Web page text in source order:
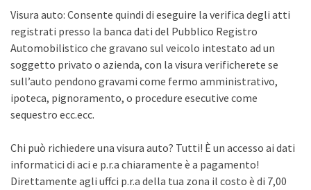
Visura auto: Consente quindi di eseguire la verifica degli atti
registrati presso la banca dati del Pubblico Registro
Automobilistico che gravano sul veicolo intestato ad un
soggetto privato o azienda, con la visura verificherete se
sull’auto pendono gravami come fermo amministrativo,
ipoteca, pignoramento, o procedure esecutive come
sequestro ecc.ecc.
Chi può richiedere una visura auto? Tutti! È un accesso ai dati
informatici di aci e p.r.a chiaramente è a pagamento!
Direttamente agli uffci p.r.a della tua zona il costo è di 7,00